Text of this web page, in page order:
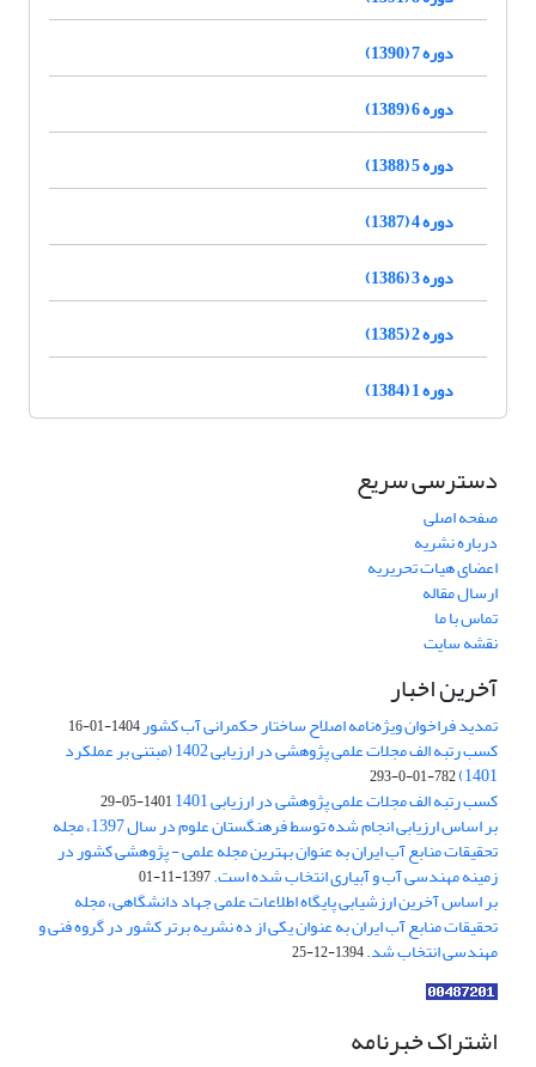
دوره 7 (1390)
دوره 6 (1389)
دوره 5 (1388)
دوره 4 (1387)
دوره 3 (1386)
دوره 2 (1385)
دوره 1 (1384)
دسترسی سریع
صفحه اصلی
درباره نشریه
اعضای هیات تحریریه
ارسال مقاله
تماس با ما
نقشه سایت
آخرین اخبار
تمدید فراخوان ویژه‌نامه اصلاح ساختار حکمرانی آب کشور1404-01-16
کسب رتبه الف مجلات علمی پژوهشی در ارزیابی 1402 (مبتنی بر عملکرد
1401)
782-01-0-293
کسب رتبه الف مجلات علمی پژوهشی در ارزیابی 1401 1401-05-29
بر اساس ارزیابی انجام شده توسط فرهنگستان علوم در سال 1397، مجله
تحقیقات منابع آب ایران به عنوان بهترین مجله علمی - پژوهشی کشور در
زمینه مهندسی آب و آبیاری انتخاب شده است.1397-11-01
بر اساس آخرین ارزشیابی پایگاه اطلاعات علمی جهاد دانشگاهی، مجله
تحقیقات منابع آب ایران به عنوان یکی از ده نشریه برتر کشور در گروه فنی و
مهندسی انتخاب شد.1394-12-25
اشتراک خبرنامه